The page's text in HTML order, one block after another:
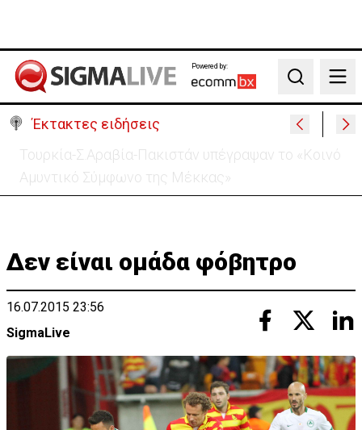
Powered by:
Search
Έκτακτες ειδήσεις
Έκλεισαν για λίγα λεπτά το οδόφραγμα Ζώδειας-
Αστρομερίτη οι μοτοσικλετιστές
Δεν είναι ομάδα φόβητρο
16.07.2015 23:56
SigmaLive